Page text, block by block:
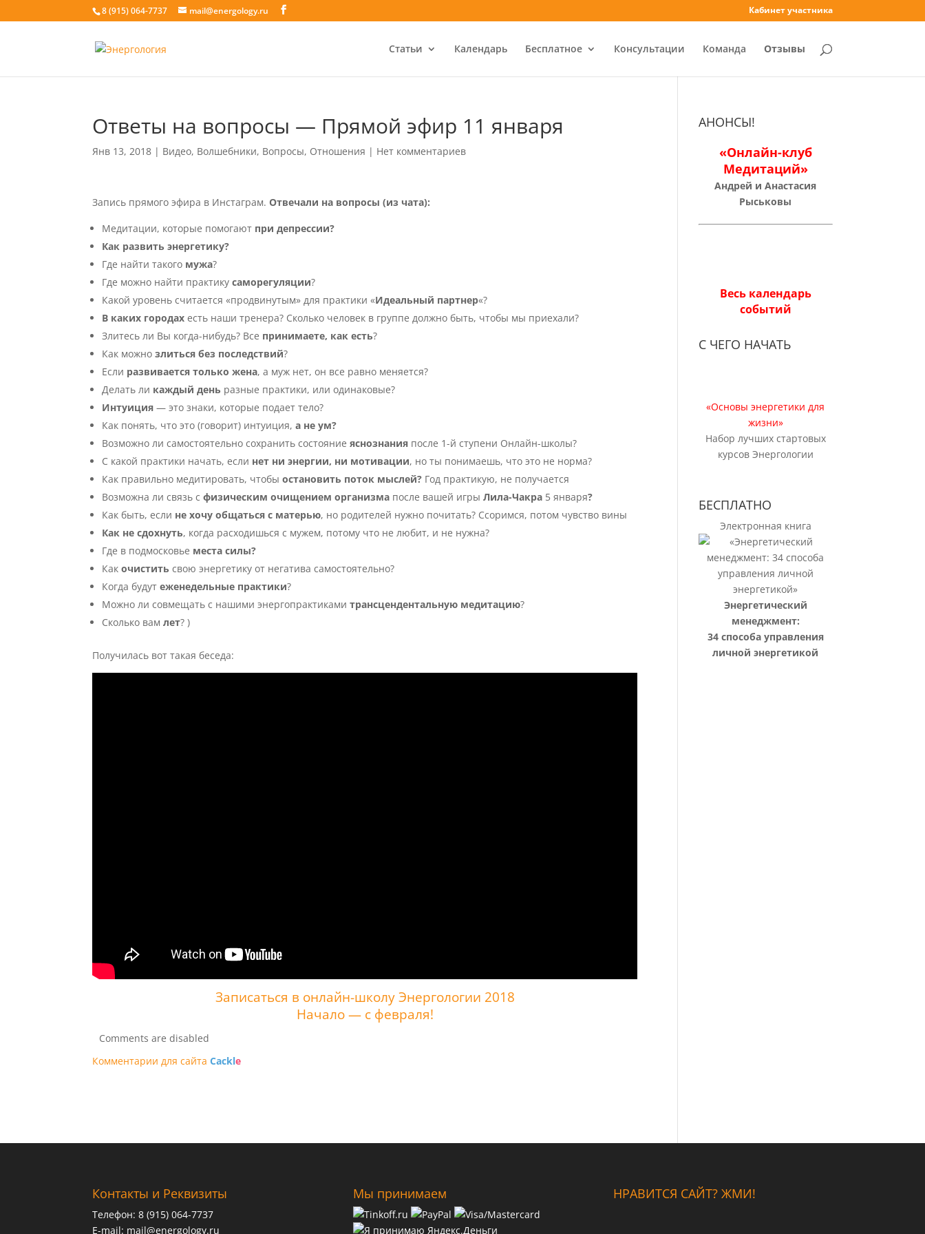
8 (915) 064-7737 mail@energology.ru Кабинет участника
Статьи Календарь Бесплатное Консультации Команда Отзывы
Ответы на вопросы — Прямой эфир 11 января
Янв 13, 2018 | Видео, Волшебники, Вопросы, Отношения | Нет комментариев
Запись прямого эфира в Инстаграм.Отвечали на вопросы (из чата):
Медитации, которые помогают при депрессии?
Как развить энергетику?
Где найти такого мужа?
Где можно найти практикусаморегуляции?
Какой уровень считается «продвинутым» для практики «Идеальный партнер«?
В каких городах есть наши тренера? Сколько человек в группе должно быть, чтобы мы приехали?
Злитесь ли Вы когда-нибудь? Все принимаете, как есть?
Как можнозлиться без последствий?
Если развивается только жена, а муж нет, он все равно меняется?
Делать ли каждый день разные практики, или одинаковые?
Интуиция — это знаки, которые подает тело?
Как понять, что это (говорит) интуиция,а не ум?
Возможно ли самостоятельно сохранить состояниеяснознания после 1-й ступени Онлайн-школы?
С какой практики начать, если нет ни энергии, ни мотивации, но ты понимаешь, что это не норма?
Как правильно медитировать, чтобыостановить поток мыслей? Год практикую, не получается
Возможна ли связь сфизическим очищением организма после вашей игрыЛила-Чакра 5 января?
Как быть, если не хочу общаться с матерью, но родителей нужно почитать? Ссоримся, потом чувство вины
Как не сдохнуть, когда расходишься с мужем, потому что не любит, и не нужна?
Где в подмосковье места силы?
Какочистить свою энергетику от негатива самостоятельно?
Когда будутеженедельные практики?
Можно ли совмещать с нашими энергопрактикамитрансцендентальную медитацию?
Сколько вамлет? )
Получилась вот такая беседа:
Записаться в онлайн-школу Энергологии 2018
Начало — с февраля!
Comments are disabled
Комментарии для сайтаCackle
АНОНСЫ!
«Онлайн-клуб
Медитаций»
Андрей и Анастасия
Рыськовы
Весь календарь
событий
С ЧЕГО НАЧАТЬ
«Основы энергетики для
жизни»
Набор лучших стартовых
курсов Энергологии
БЕСПЛАТНО
Электронная книга
Энергетический
менеджмент:
34 способа управления
личной энергетикой
Контакты и Реквизиты
Телефон: 8 (915) 064-7737
E-mail: mail@energology.ru
Мы принимаем НРАВИТСЯ САЙТ? ЖМИ!